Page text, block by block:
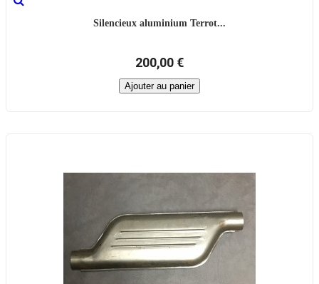
Silencieux aluminium Terrot...
200,00 €
Ajouter au panier